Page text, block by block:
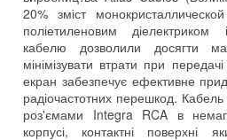
20% зміст
поліетиленовим
кабелю дозволили досягти
мінімізувати втрати при
екран забезпечує ефективне
радіочастотних перешкод.
роз'ємами Integra RCA в
корпусі, контактні поверхні